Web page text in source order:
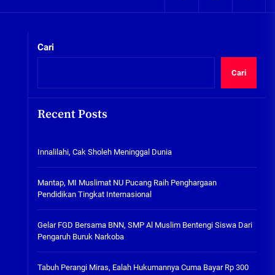
SDN Gilang II Tulangan
Mantap, MI Muslimat NU
Pucang Raih Penghargaan
Pendidikan Tingkat
Internasional
06/08/2026
Gelar FGD Bersama BNN, SMP Al
Muslim Bentengi Siswa Dari
05/08/2026
Integritas
Cari
Cari
Recent Posts
Innalilahi, Cak Sholeh Meninggal Dunia
Mantap, MI Muslimat NU Pucang Raih Penghargaan
Pendidikan Tingkat Internasional
Gelar FGD Bersama BNN, SMP Al Muslim Bentengi Siswa Dari
Pengaruh Buruk Narkoba
Tabuh Perangi Miras, Ealah Hukumannya Cuma Bayar Rp 300